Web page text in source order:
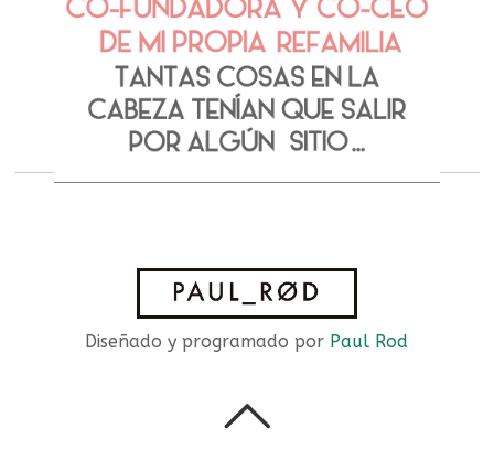
Diseñado y programado por Paul Rod